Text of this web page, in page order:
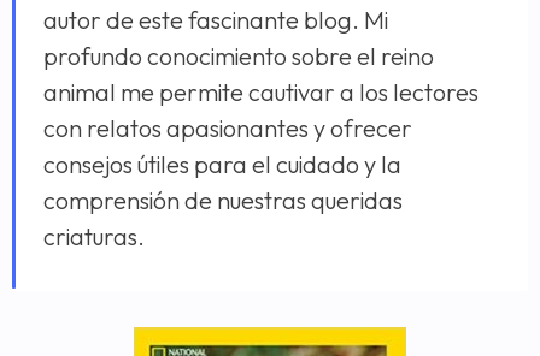
autor de este fascinante blog. Mi
profundo conocimiento sobre el reino
animal me permite cautivar a los lectores
con relatos apasionantes y ofrecer
consejos útiles para el cuidado y la
comprensión de nuestras queridas
criaturas.